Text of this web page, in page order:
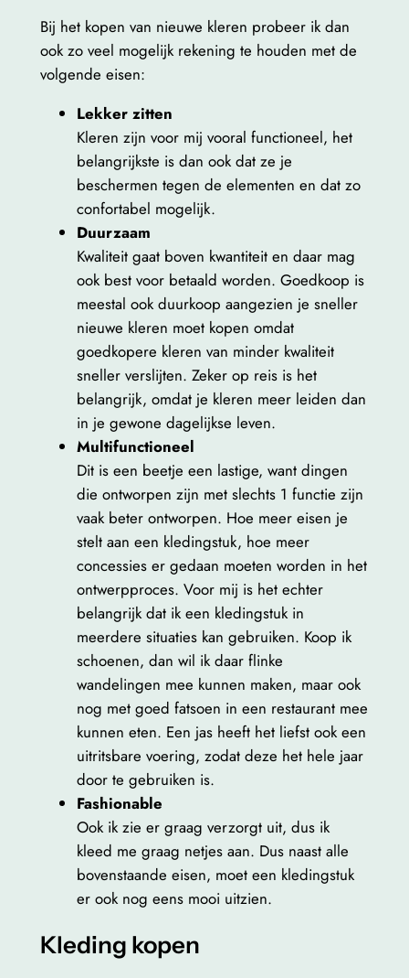
Bij het kopen van nieuwe kleren probeer ik dan
ook zo veel mogelijk rekening te houden met de
volgende eisen:
Lekker zitten
Kleren zijn voor mij vooral functioneel, het
belangrijkste is dan ook dat ze je
beschermen tegen de elementen en dat zo
confortabel mogelijk.
Duurzaam
Kwaliteit gaat boven kwantiteit en daar mag
ook best voor betaald worden. Goedkoop is
meestal ook duurkoop aangezien je sneller
nieuwe kleren moet kopen omdat
goedkopere kleren van minder kwaliteit
sneller verslijten. Zeker op reis is het
belangrijk, omdat je kleren meer leiden dan
in je gewone dagelijkse leven.
Multifunctioneel
Dit is een beetje een lastige, want dingen
die ontworpen zijn met slechts 1 functie zijn
vaak beter ontworpen. Hoe meer eisen je
stelt aan een kledingstuk, hoe meer
concessies er gedaan moeten worden in het
ontwerpproces. Voor mij is het echter
belangrijk dat ik een kledingstuk in
meerdere situaties kan gebruiken. Koop ik
schoenen, dan wil ik daar flinke
wandelingen mee kunnen maken, maar ook
nog met goed fatsoen in een restaurant mee
kunnen eten. Een jas heeft het liefst ook een
uitritsbare voering, zodat deze het hele jaar
door te gebruiken is.
Fashionable
Ook ik zie er graag verzorgt uit, dus ik
kleed me graag netjes aan. Dus naast alle
bovenstaande eisen, moet een kledingstuk
er ook nog eens mooi uitzien.
Kleding kopen